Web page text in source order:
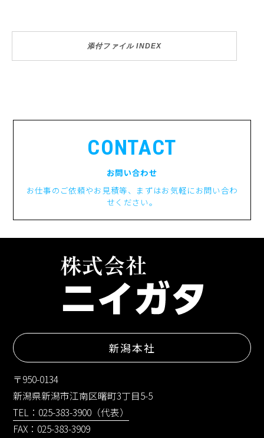
添付ファイル INDEX
CONTACT
お問い合わせ
お仕事のご依頼やお見積等、まずはお気軽にお問い合わ
せください。
新潟本社
〒950-0134
新潟県新潟市江南区曙町3丁目5-5
TEL：025-383-3900（代表）
FAX：025-383-3909